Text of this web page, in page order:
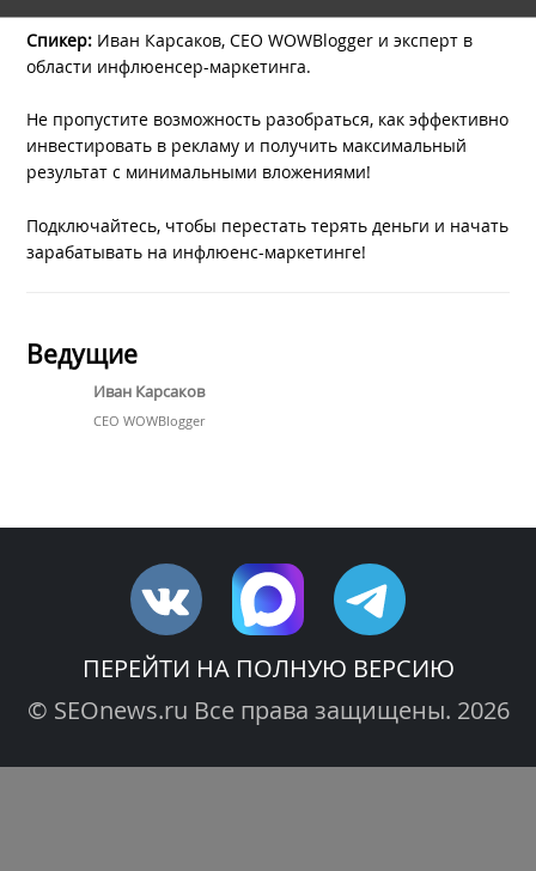
Спикер: Иван Карсаков, CEO WOWBlogger и эксперт в
области инфлюенсер-маркетинга.
Не пропустите возможность разобраться, как эффективно
инвестировать в рекламу и получить максимальный
результат с минимальными вложениями!
Подключайтесь, чтобы перестать терять деньги и начать
зарабатывать на инфлюенс-маркетинге!
Ведущие
Иван Карсаков
CEO WOWBlogger
ПЕРЕЙТИ НА ПОЛНУЮ ВЕРСИЮ
© SEOnews.ru Все права защищены. 2026